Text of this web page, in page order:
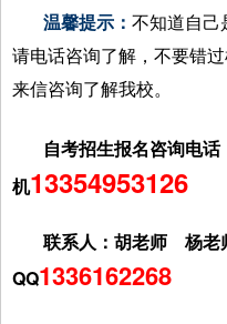
温馨提示： 不知道自己
请电话咨询了解，不要错
来信咨询了解我校。
自考招生报名咨询电话
机13354953126
联系人：胡老师 杨
QQ1336162268